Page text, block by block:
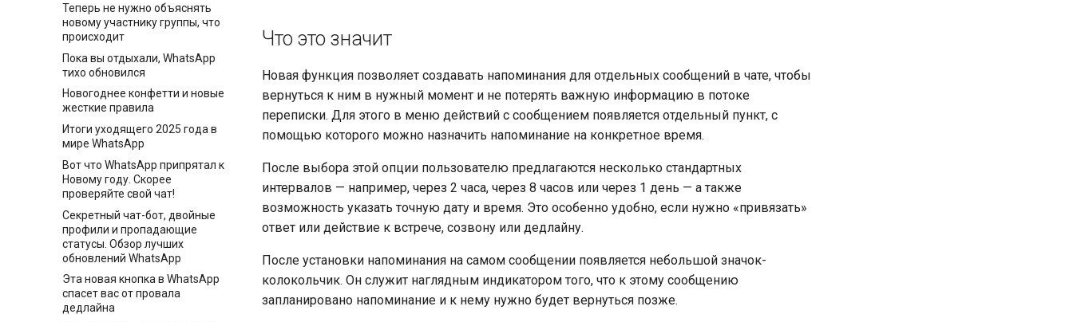
Теперь не нужно объяснять
новому участнику группы, что
происходит
Пока вы отдыхали, WhatsApp
тихо обновился
Новогоднее конфетти и новые
жесткие правила
Итоги уходящего 2025 года в
мире WhatsApp
Вот что WhatsApp припрятал к
Новому году. Скорее
проверяйте свой чат!
Секретный чат-бот, двойные
профили и пропадающие
статусы. Обзор лучших
обновлений WhatsApp
Эта новая кнопка в WhatsApp
спасет вас от провала
дедлайна
Что это значит
Новая функция позволяет создавать напоминания для отдельных сообщений в чате, чтобы
вернуться к ним в нужный момент и не потерять важную информацию в потоке
переписки. Для этого в меню действий с сообщением появляется отдельный пункт, с
помощью которого можно назначить напоминание на конкретное время.
После выбора этой опции пользователю предлагаются несколько стандартных
интервалов — например, через 2 часа, через 8 часов или через 1 день — а также
возможность указать точную дату и время. Это особенно удобно, если нужно «привязать»
ответ или действие к встрече, созвону или дедлайну.
После установки напоминания на самом сообщении появляется небольшой значок-
колокольчик. Он служит наглядным индикатором того, что к этому сообщению
запланировано напоминание и к нему нужно будет вернуться позже.